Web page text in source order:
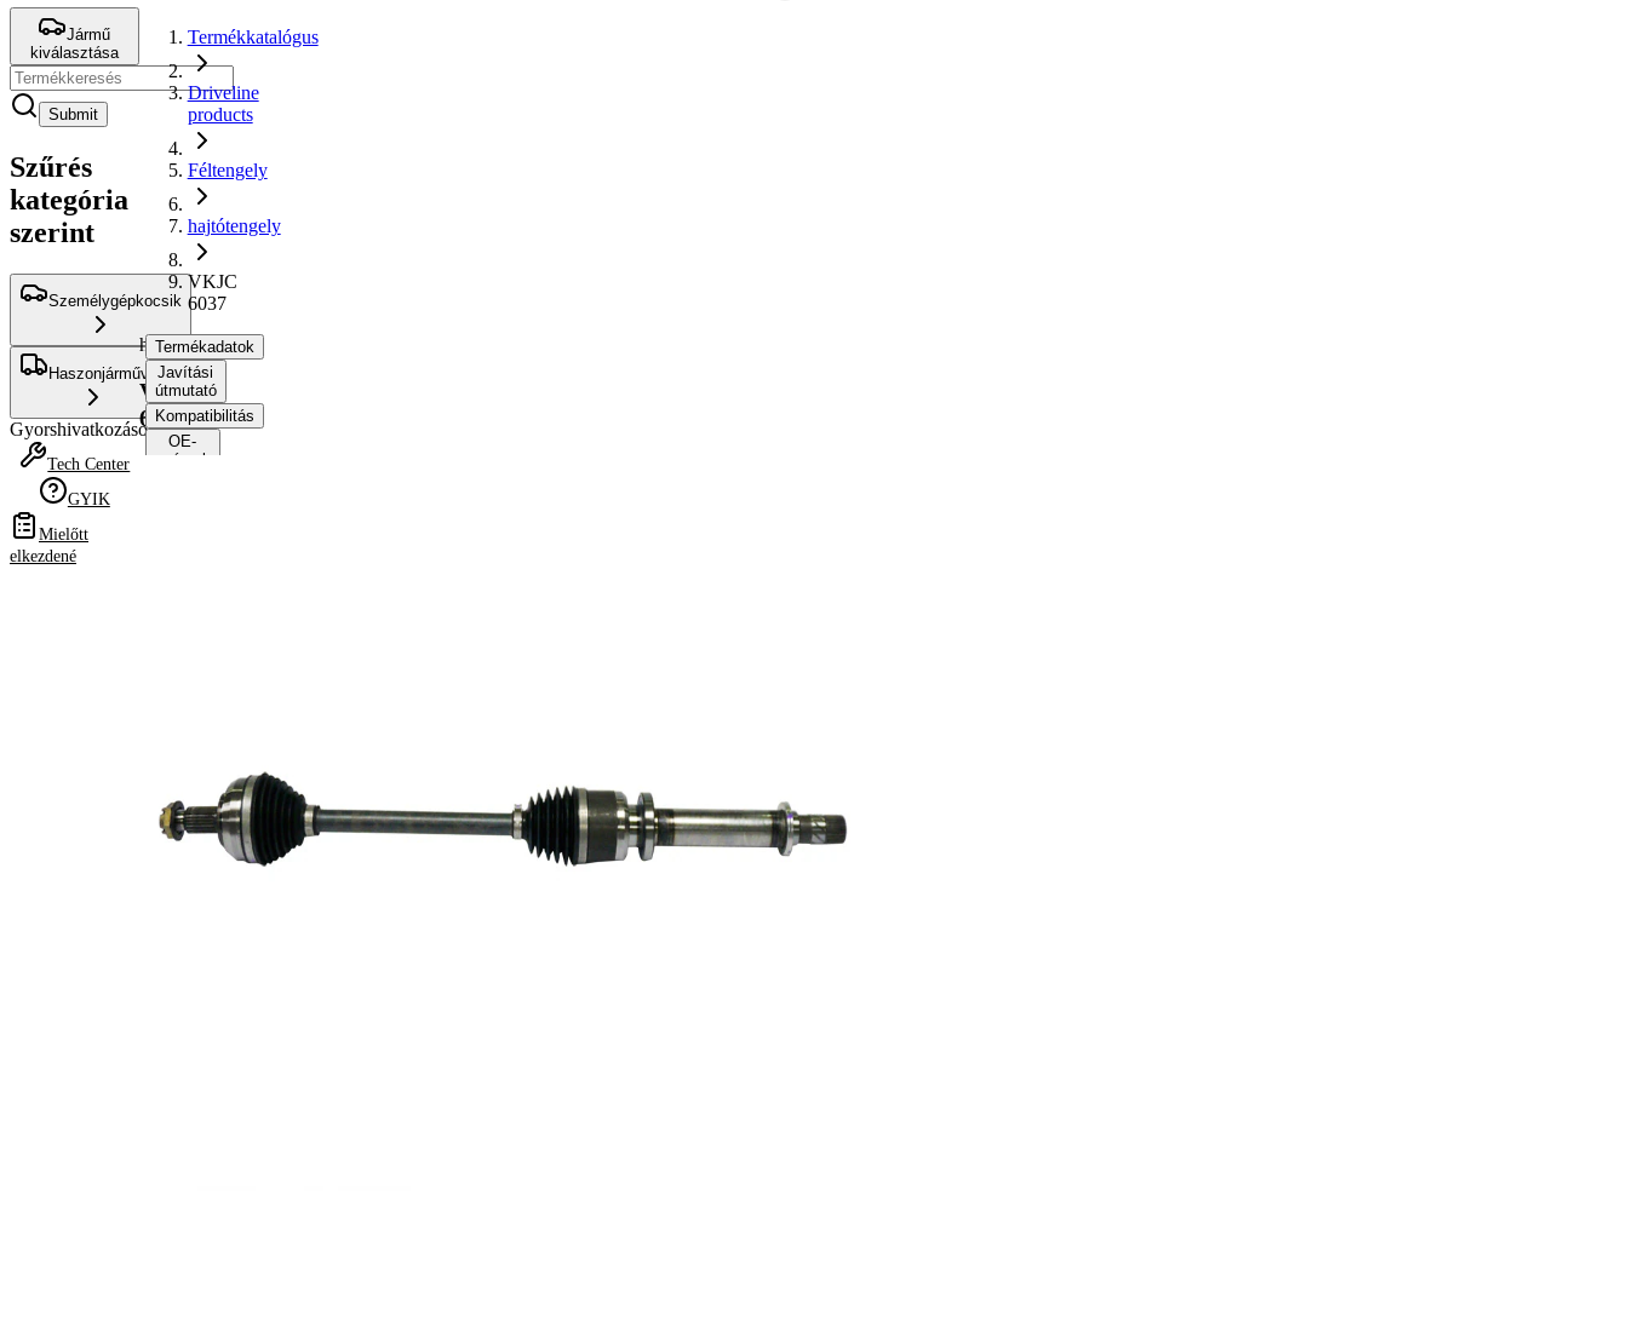
Jármű
kiválasztása
Submit
Szűrés
kategória
szerint
Személygépkocsik
Haszonjárművek
Gyorshivatkozások
Tech Center
GYIK
Mielőtt
elkezdené
Termékkatalógus
Driveline
products
Féltengely
hajtótengely
VKJC
6037
hajtótengely
VKJC
6037
Termékadatok
Javítási
útmutató
Kompatibilitás
OE-
számok
261 mm
Kiegészítő
cikk/kiegészítő
csapággyal